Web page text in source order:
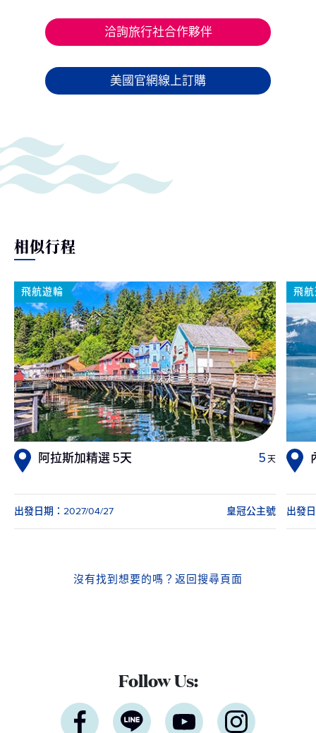
洽詢旅行社合作夥伴
美國官網線上訂購
相似行程
飛航遊輪
阿拉斯加精選 5天 5 天
出發日期：2027/04/27 皇冠公主號
飛
出發
沒有找到想要的嗎？ 返回搜尋頁面
Follow Us: